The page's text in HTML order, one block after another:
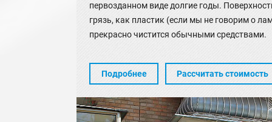
первозданном виде долгие годы.
грязь, как пластик (если мы не говорим о
прекрасно чистится обычными средствами.
Подробнее Рассчитать стоимость